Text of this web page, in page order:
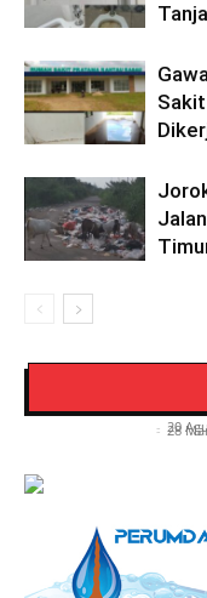
Video Detik
- 20
Lantas Polres
- 28